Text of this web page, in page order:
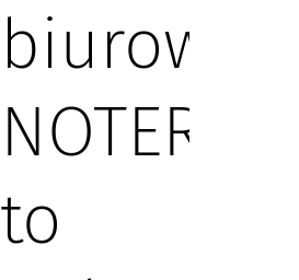
biurowe
NOTER
to